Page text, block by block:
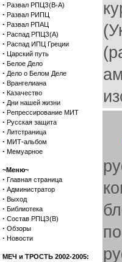
· Развал РПЦЗ(В-А)
· Развал РИПЦ
· Развал РПАЦ
· Распад РПЦЗ(А)
· Распад ИПЦ Греции
· Царский путь
· Белое Дело
· Дело о Белом Деле
· Врангелиана
· Казачество
· Дни нашей жизни
· Репрессирование МИТ
· Русская защита
· Литстраница
· МИТ-альбом
· Мемуарное
~Меню~
· Главная страница
· Администратор
· Выход
· Библиотека
· Состав РПЦЗ(В)
· Обзоры
· Новости
МЕЧ и ТРОСТЬ 2002-2005: